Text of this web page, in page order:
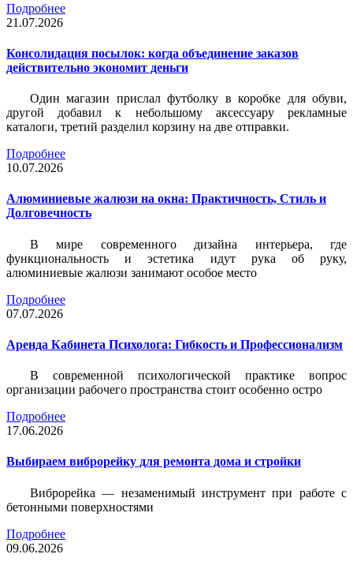
Подробнее
21.07.2026
Консолидация посылок: когда объединение заказов
действительно экономит деньги
Один магазин прислал футболку в коробке для обуви,
другой добавил к небольшому аксессуару рекламные
каталоги, третий разделил корзину на две отправки.
Подробнее
10.07.2026
Алюминиевые жалюзи на окна: Практичность, Стиль и
Долговечность
В мире современного дизайна интерьера, где
функциональность и эстетика идут рука об руку,
алюминиевые жалюзи занимают особое место
Подробнее
07.07.2026
Аренда Кабинета Психолога: Гибкость и Профессионализм
В современной психологической практике вопрос
организации рабочего пространства стоит особенно остро
Подробнее
17.06.2026
Выбираем виброрейку для ремонта дома и стройки
Виброрейка — незаменимый инструмент при работе с
бетонными поверхностями
Подробнее
09.06.2026